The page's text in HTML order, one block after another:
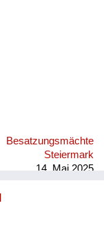
Besatzungsmächte
Steiermark
14. Mai 2025